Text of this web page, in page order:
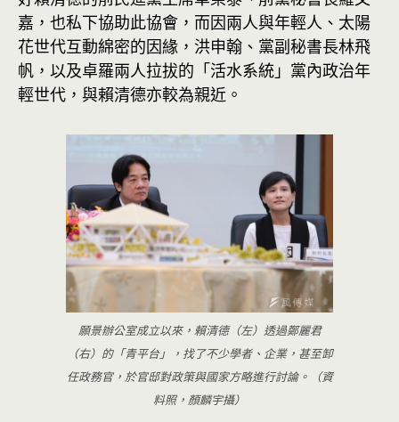
嘉，也私下協助此協會，而因兩人與年輕人、太陽
花世代互動綿密的因緣，洪申翰、黨副秘書長林飛
帆，以及卓羅兩人拉拔的「活水系統」黨內政治年
輕世代，與賴清德亦較為親近。
願景辦公室成立以來，賴清德（左）透過鄭麗君
（右）的「青平台」，找了不少學者、企業，甚至卸
任政務官，於官邸對政策與國家方略進行討論。（資
料照，顏麟宇攝）